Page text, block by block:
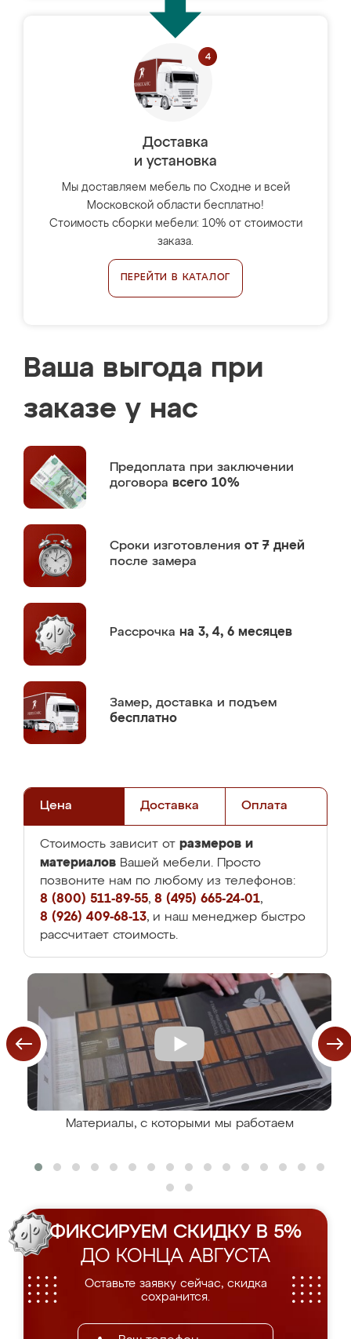
Доставка
и установка
Мы доставляем мебель по Сходне и всей
Московской области бесплатно!
Стоимость сборки мебели: 10% от стоимости
заказа.
ПЕРЕЙТИ В КАТАЛОГ
Ваша выгода при
заказе у нас
Предоплата при заключении
договора всего 10%
Сроки изготовления от 7 дней
после замера
Рассрочка на 3, 4, 6 месяцев
Замер, доставка и подъем
бесплатно
Цена Доставка Оплата
Стоимость зависит от размеров и
материалов Вашей мебели. Просто
позвоните нам по любому из телефонов:
8 (800) 511-89-55, 8 (495) 665-24-01,
8 (926) 409-68-13, и наш менеджер быстро
рассчитает стоимость.
Материалы, с которыми мы работаем
ФИКСИРУЕМ СКИДКУ В 5%
ДО КОНЦА АВГУСТА
Оставьте заявку сейчас, скидка
сохранится.